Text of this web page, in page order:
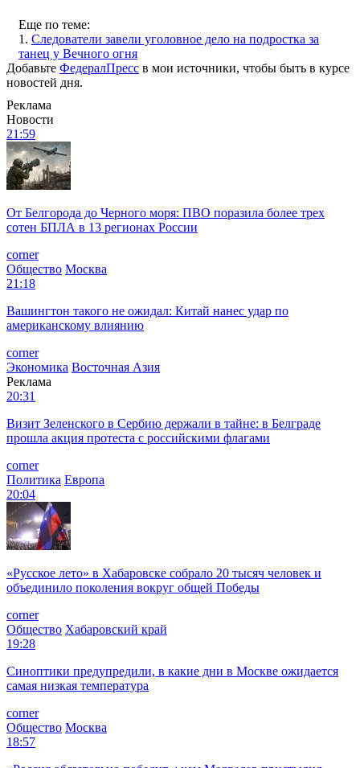
Еще по теме:
1. Следователи завели уголовное дело на подростка за
танец у Вечного огня
Добавьте ФедералПресс в мои источники, чтобы быть в курсе
новостей дня.
Реклама
Новости
21:59
От Белгорода до Черного моря: ПВО поразила более трех
сотен БПЛА в 13 регионах России
corner
Общество Москва
21:18
Вашингтон такого не ожидал: Китай нанес удар по
американскому влиянию
corner
Экономика Восточная Азия
Реклама
20:31
Визит Зеленского в Сербию держали в тайне: в Белграде
прошла акция протеста с российскими флагами
corner
Политика Европа
20:04
«Русское лето» в Хабаровске собрало 20 тысяч человек и
объединило поколения вокруг общей Победы
corner
Общество Хабаровский край
19:28
Синоптики предупредили, в какие дни в Москве ожидается
самая низкая температура
corner
Общество Москва
18:57